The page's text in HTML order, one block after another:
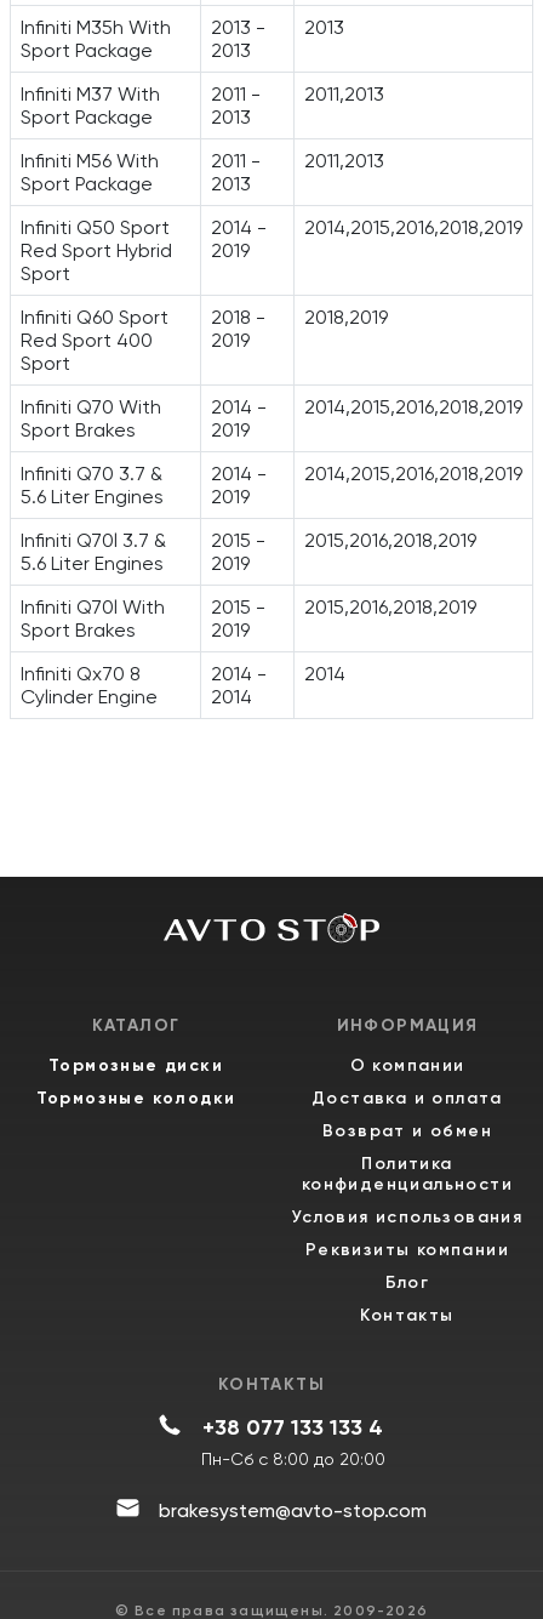
Infiniti M35h With
Sport Package
2013 -
2013
2013
Infiniti M37 With
Sport Package
2011 -
2013
2011,2013
Infiniti M56 With
Sport Package
2011 -
2013
2011,2013
Infiniti Q50 Sport
Red Sport Hybrid
Sport
2014 -
2019
2014,2015,2016,2018,2019
Infiniti Q60 Sport
Red Sport 400
Sport
2018 -
2019
2018,2019
Infiniti Q70 With
Sport Brakes
2014 -
2019
2014,2015,2016,2018,2019
Infiniti Q70 3.7 &
5.6 Liter Engines
2014 -
2019
2014,2015,2016,2018,2019
Infiniti Q70l 3.7 &
5.6 Liter Engines
2015 -
2019
2015,2016,2018,2019
Infiniti Q70l With
Sport Brakes
2015 -
2019
2015,2016,2018,2019
Infiniti Qx70 8
Cylinder Engine
2014 -
2014
2014
КАТАЛОГ
Тормозные диски
Тормозные колодки
ИНФОРМАЦИЯ
О компании
Доставка и оплата
Возврат и обмен
Политика
конфиденциальности
Условия использования
Реквизиты компании
Блог
Контакты
КОНТАКТЫ
+38 077 133 133 4
Пн-Сб с 8:00 до 20:00
brakesystem@avto-stop.com
© Все права защищены. 2009-2026